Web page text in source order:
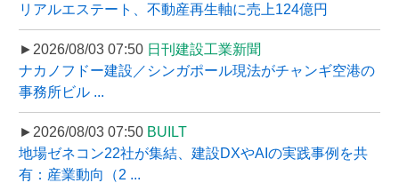
リアルエステート、不動産再生軸に売上124億円
►2026/08/03 07:50 日刊建設工業新聞
ナカノフドー建設／シンガポール現法がチャンギ空港の
事務所ビル ...
►2026/08/03 07:50 BUILT
地場ゼネコン22社が集結、建設DXやAIの実践事例を共
有：産業動向（2 ...